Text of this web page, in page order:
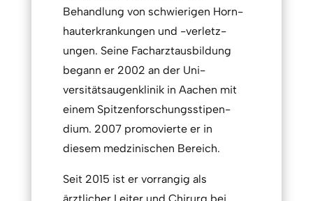
Behandlung von schwierigen Horn­
haut­erkrank­ungen und -verletz­
ungen. Seine Fach­arzt­ausbildung
begann er 2002 an der Uni­
versitäts­augen­klinik in Aachen mit
einem Spitzen­forsch­ungssti­pen­
dium. 2007 promo­vierte er in
diesem medzinischen Bereich.
Seit 2015 ist er vorrangig als